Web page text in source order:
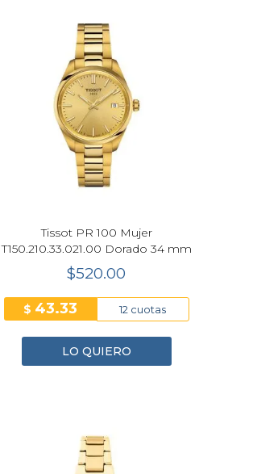
Tissot PR 100 Mujer
T150.210.33.021.00 Dorado 34 mm
$520.00
$ 43.33 12 cuotas
LO QUIERO